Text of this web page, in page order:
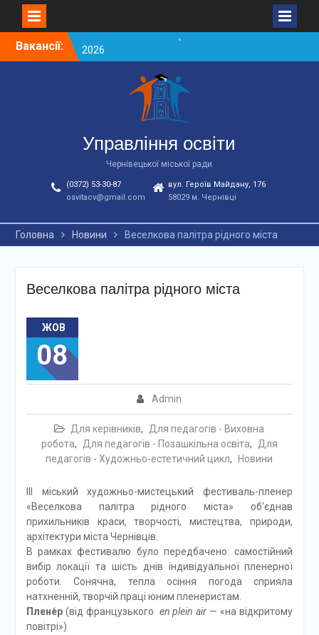
SkipВакансії:
Вакансії ЗЗСО червень
2026
Вакансії у ЗДО та
дошкільних підрозділах
ЗЗСО станом на
01.08.2026 р.
Вакансії ЗЗСО серпень
2026
Управління освіти
Чернівецької міської ради
(0372) 53-30-87
osvitacv@gmail.com
вул. Героїв Майдану, 176
58029 м. Чернівці
Головна Новини Веселкова палітра рідного міста
Веселкова палітра рідного міста
ЖОВ
08
Admin
Для керівників,
Для педагогів - Виховна
робота, Для педагогів - Позашкільна освіта,
Для
педагогів - Художньо-естетичний цикл, Новини
ІІІ міський художньо-мистецький фестиваль-пленер
«Веселкова палітра рідного міста» об’єднав
прихильників краси, творчості, мистецтва, природи,
архітектури міста Чернівців.
В рамках фестивалю було передбачено: самостійний
вибір локації та шість днів індивідуальної пленерної
роботи. Сонячна, тепла осіння погода сприяла
натхненній, творчій праці юним пленеристам.
Плене́р(від французького en plein air — «на відкритому
повітрі»)